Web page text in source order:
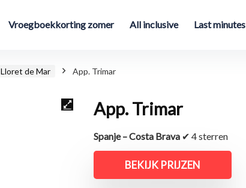
Vroegboekkorting zomer All inclusive Last minutes
Lloret de Mar App. Trimar
App. Trimar
Spanje – Costa Brava✔ 4 sterren
BEKIJK PRIJZEN